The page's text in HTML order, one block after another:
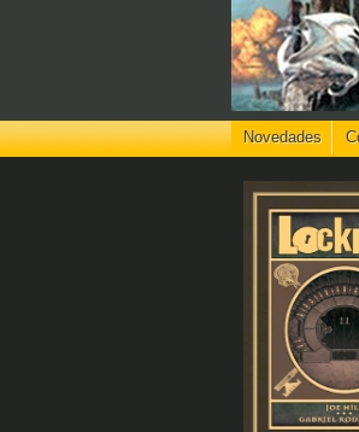
Novedades